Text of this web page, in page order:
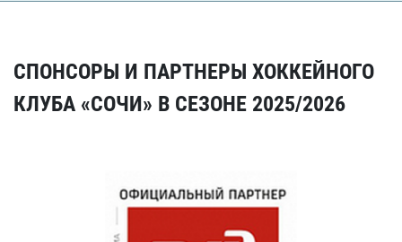
СПОНСОРЫ И ПАРТНЕРЫ ХОККЕЙНОГО
КЛУБА «СОЧИ» В СЕЗОНЕ 2025/2026